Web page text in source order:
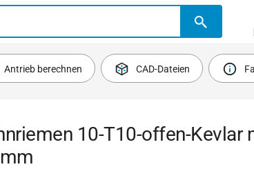
Antrieb berechnen CAD-Dateien
10-T10-offen-Kevlar